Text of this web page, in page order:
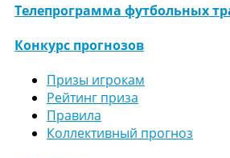
Телепрограмма футбольных
Конкурс прогнозов
Призы игрокам
Рейтинг приза
Правила
Коллективный прогноз